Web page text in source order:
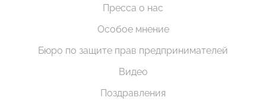
Пресса о нас
Особое мнение
Бюро по защите прав предпринимателей
Видео
Поздравления